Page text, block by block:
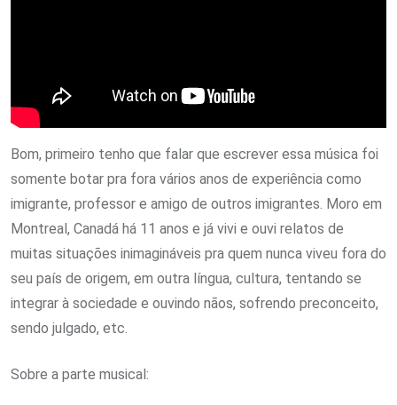
Bom, primeiro tenho que falar que escrever essa música foi
somente botar pra fora vários anos de experiência como
imigrante, professor e amigo de outros imigrantes. Moro em
Montreal, Canadá há 11 anos e já vivi e ouvi relatos de
muitas situações inimagináveis pra quem nunca viveu fora do
seu país de origem, em outra língua, cultura, tentando se
integrar à sociedade e ouvindo nãos, sofrendo preconceito,
sendo julgado, etc.
Sobre a parte musical: